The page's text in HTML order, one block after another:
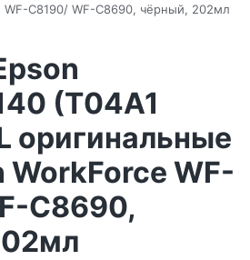
WF-C8190/ WF-C8690, чёрный, 202мл
(T04A1
оригинальные
WorkForce WF-
C8690,